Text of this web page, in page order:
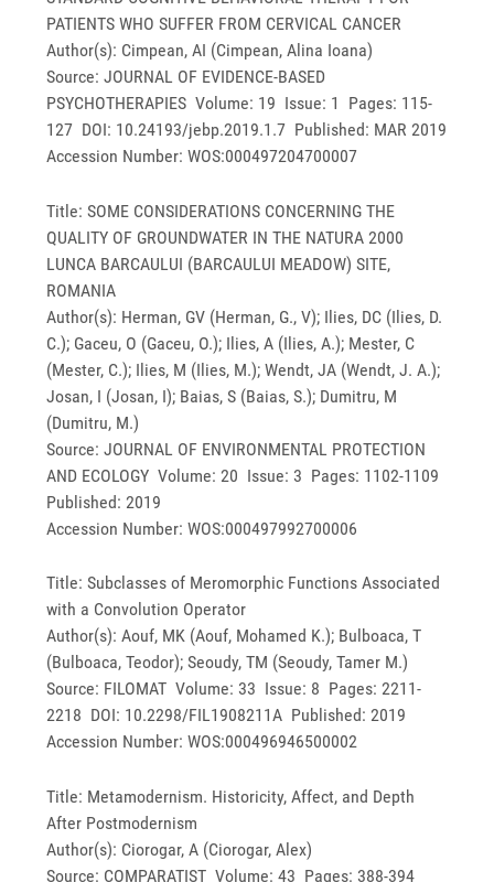
PATIENTS WHO SUFFER FROM CERVICAL CANCER
Author(s): Cimpean, AI (Cimpean, Alina Ioana)
Source: JOURNAL OF EVIDENCE-BASED
PSYCHOTHERAPIES Volume: 19 Issue: 1 Pages: 115-
127 DOI: 10.24193/jebp.2019.1.7 Published: MAR 2019
Accession Number: WOS:000497204700007
Title: SOME CONSIDERATIONS CONCERNING THE
QUALITY OF GROUNDWATER IN THE NATURA 2000
LUNCA BARCAULUI (BARCAULUI MEADOW) SITE,
ROMANIA
Author(s): Herman, GV (Herman, G., V); Ilies, DC (Ilies, D.
C.); Gaceu, O (Gaceu, O.); Ilies, A (Ilies, A.); Mester, C
(Mester, C.); Ilies, M (Ilies, M.); Wendt, JA (Wendt, J. A.);
Josan, I (Josan, I); Baias, S (Baias, S.); Dumitru, M
(Dumitru, M.)
Source: JOURNAL OF ENVIRONMENTAL PROTECTION
AND ECOLOGY Volume: 20 Issue: 3 Pages: 1102-1109
Published: 2019
Accession Number: WOS:000497992700006
Title: Subclasses of Meromorphic Functions Associated
with a Convolution Operator
Author(s): Aouf, MK (Aouf, Mohamed K.); Bulboaca, T
(Bulboaca, Teodor); Seoudy, TM (Seoudy, Tamer M.)
Source: FILOMAT Volume: 33 Issue: 8 Pages: 2211-
2218 DOI: 10.2298/FIL1908211A Published: 2019
Accession Number: WOS:000496946500002
Title: Metamodernism. Historicity, Affect, and Depth
After Postmodernism
Author(s): Ciorogar, A (Ciorogar, Alex)
Source: COMPARATIST Volume: 43 Pages: 388-394